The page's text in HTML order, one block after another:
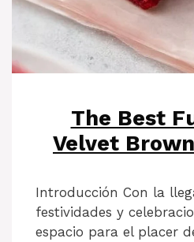
The Best
Velvet
Introducción Con la
festividades y
espacio para el placer